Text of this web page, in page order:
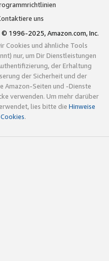
uns
© 1996-2025, Amazon.com, Inc.
Cookies und ähnliche Tools
nur, um Dir Dienstleistungen
der Erhaltung
der Sicherheit und der
Amazon-Seiten und -Dienste
verwenden. Um mehr darüber
lies bitte die Hinweise
.